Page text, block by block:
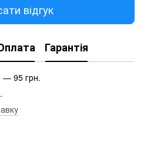
відгук
Гарантія
— 95 грн.